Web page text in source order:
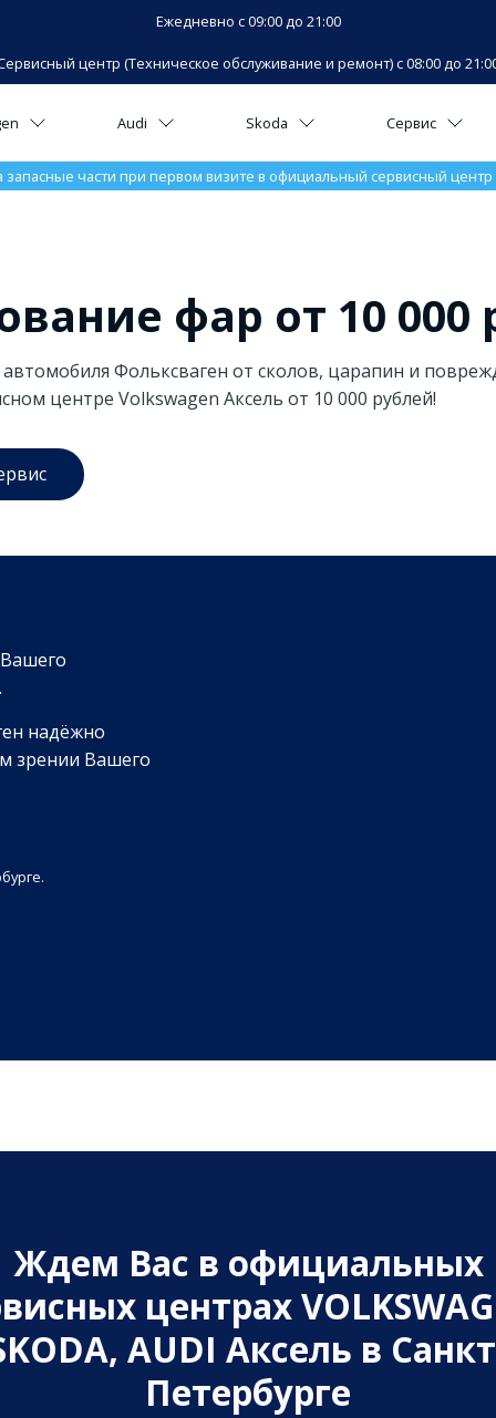
Ежедневно с 09:00 до 21:00
центр (Техническое обслуживание и ремонт) с 08:00 до
Audi Skoda Сервис
запасные части при первом визите в официальный сервисный центр
фар от 10 000
Фольксваген от сколов, царапин и
центре Volkswagen Аксель от 10 000 рублей!
надёжно
зрении Вашего
Ждем Вас в официальных
центрах
AUDI Аксель в
Петербурге